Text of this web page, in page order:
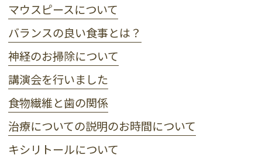
マウスピースについて
バランスの良い食事とは？
神経のお掃除について
講演会を行いました
食物繊維と歯の関係
治療についての説明のお時間について
キシリトールについて